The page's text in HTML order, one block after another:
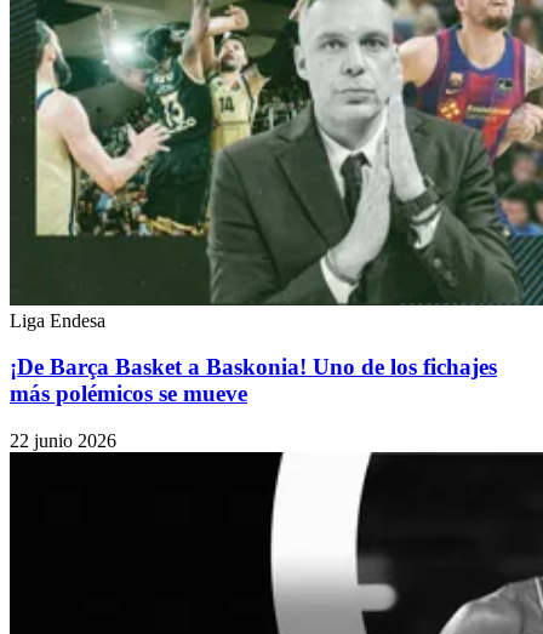
Liga Endesa
¡De Barça Basket a Baskonia! Uno de los fichajes
más polémicos se mueve
22 junio 2026